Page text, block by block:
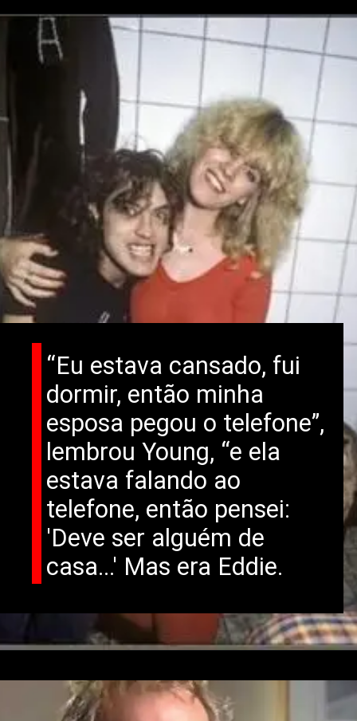
“Eu estava cansado, fui
dormir, então minha
esposa pegou o telefone”,
lembrou Young, “e ela
estava falando ao
telefone, então pensei:
'Deve ser alguém de
casa...' Mas era Eddie.